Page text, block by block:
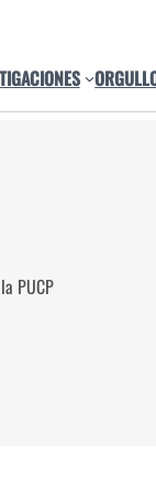
PUCP